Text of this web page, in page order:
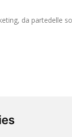
da partedelle